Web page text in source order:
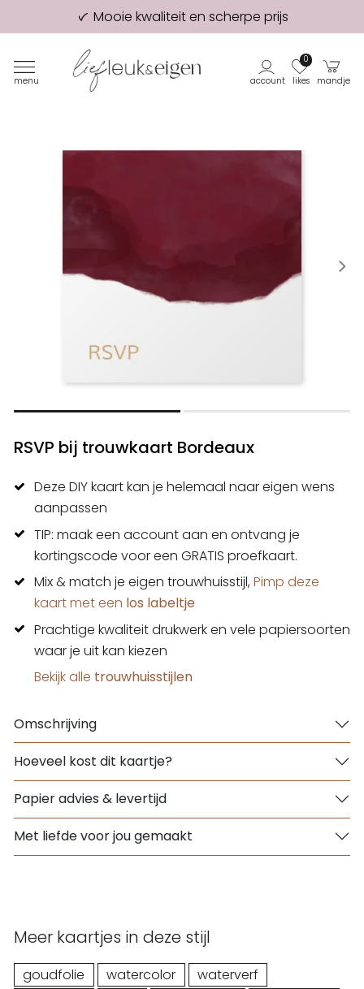
Mooie kwaliteit en scherpe prijs
98% van onze klanten beveelt ons aan!
Eerste proefdruk GRATIS
menu account likes
0
mandje
RSVP bij trouwkaart Bordeaux
Deze DIY kaart kan je helemaal naar eigen wens
aanpassen
TIP: maak een account aan en ontvang je
kortingscode voor een GRATIS proefkaart.
Mix & match je eigen trouwhuisstijl,Pimp deze
kaart met een los labeltje
Prachtige kwaliteit drukwerk en vele papiersoorten
waar je uit kan kiezen
Bekijk alle trouwhuisstijlen
Omschrijving
Hoeveel kost dit kaartje?
Papier advies & levertijd
Met liefde voor jou gemaakt
Meer kaartjes in deze stijl
goudfolie watercolor
waterverf